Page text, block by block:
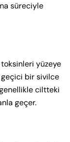
süreciyle
yüzeye
geçici bir sivilce
ciltteki
geçer.